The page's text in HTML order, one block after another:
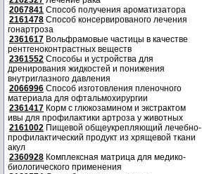
2067841 Способ получения ароматизатора
2161478 Способ консервированого лечения
гонартроза
2361617 Вольфрамовые частицы в качестве
рентгеноконтрастных веществ
2361552 Способы и устройства для
дренирования жидкостей и понижения
внутриглазного давления
2066996 Способ изготовления пленочного
материала для офтальмохирургии
2361417 Корм с глюкозамином и экстрактом
ивы для профилактики артроза у животных
2161002 Пищевой общеукрепляющий лечебно-
профилактический продукт из хрящевой ткани
акул
2360928 Комплексная матрица для медико-
биологического применения